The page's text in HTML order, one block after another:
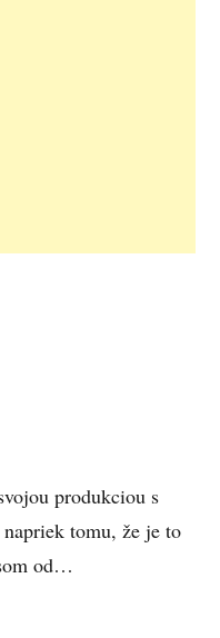
produkciou s
tomu, že je to
od…